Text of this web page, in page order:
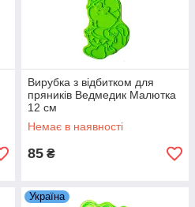
Вирубка з відбитком для
пряників Ведмедик Малютка
12 см
Немає в наявності
85 ₴
Україна